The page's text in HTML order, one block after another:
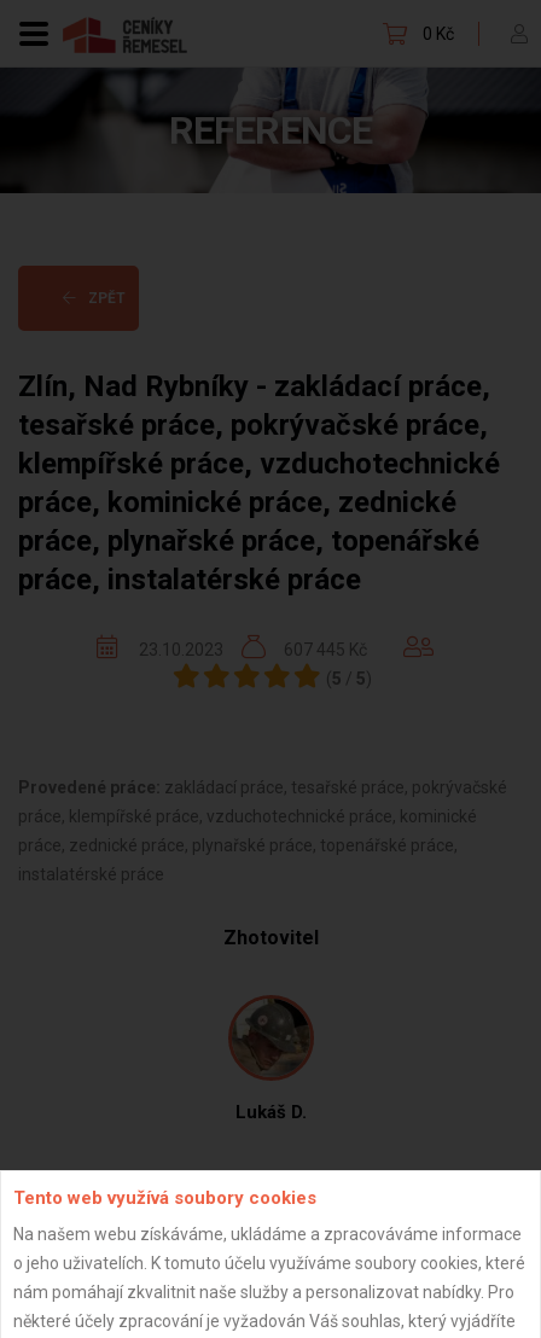
0 Kč
REFERENCE
ZPĚT
Zlín, Nad Rybníky - zakládací práce,
tesařské práce, pokrývačské práce,
klempířské práce, vzduchotechnické
práce, kominické práce, zednické
práce, plynařské práce, topenářské
práce, instalatérské práce
23.10.2023
607 445 Kč
( 5 / 5)
Provedené práce: zakládací práce, tesařské práce, pokrývačské
práce, klempířské práce, vzduchotechnické práce, kominické
práce, zednické práce, plynařské práce, topenářské práce,
instalatérské práce
Zhotovitel
Lukáš D.
ZOBRAZIT PROFIL Č. 3328
Tento web využívá soubory cookies
Na našem webu získáváme, ukládáme a zpracováváme informace
o jeho uživatelích. K tomuto účelu využíváme soubory cookies, které
nám pomáhají zkvalitnit naše služby a personalizovat nabídky. Pro
některé účely zpracování je vyžadován Váš souhlas, který vyjádříte